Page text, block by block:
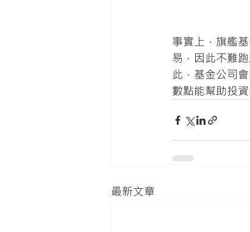
事實上，旗艦
易，因此不難
此，基金公司
數點能幫助投
最新文章